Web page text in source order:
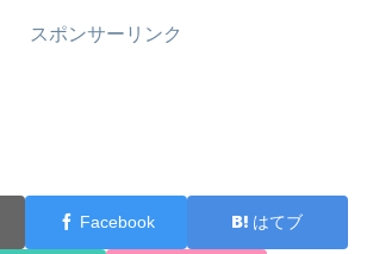
スポンサーリンク
Facebook はてブ